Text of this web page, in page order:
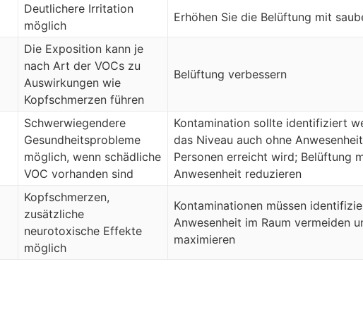
Deutlichere Irritation
möglich
Erhöhen Sie die Belüftung mit
Die Exposition kann je
nach Art der VOCs zu
Auswirkungen wie
Kopfschmerzen führen
Belüftung verbessern
Schwerwiegendere
Gesundheitsprobleme
möglich, wenn schädliche
VOC vorhanden sind
Kontamination sollte identifiziert
das Niveau auch ohne
Personen erreicht wird; Belüftung
Anwesenheit reduzieren
Kopfschmerzen,
zusätzliche
neurotoxische Effekte
möglich
Kontaminationen müssen
Anwesenheit im Raum vermeiden
maximieren